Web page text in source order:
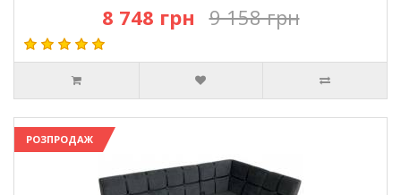
8 748 грн 9 158 грн
РОЗПРОДАЖ